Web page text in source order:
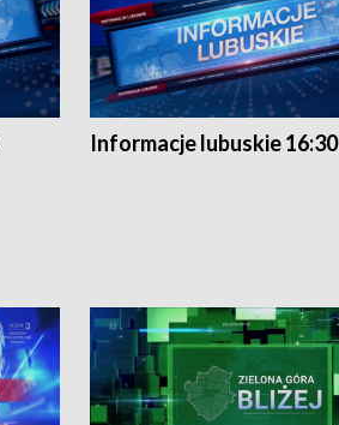
Informacje lubuskie 16:30